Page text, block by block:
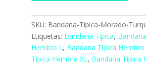
SKU: Bandana-Típica-Morado-
Etiquetas: Bandana Típica,
Hembra L, Bandana Típica Hembra
Típica Hembra XL, Bandana Típica